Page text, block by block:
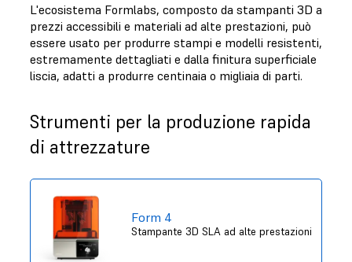
L'ecosistema Formlabs, composto da stampanti 3D a
prezzi accessibili e materiali ad alte prestazioni, può
essere usato per produrre stampi e modelli resistenti,
estremamente dettagliati e dalla finitura superficiale
liscia, adatti a produrre centinaia o migliaia di parti.
Strumenti per la produzione rapida
di attrezzature
Form 4
Stampante 3D SLA ad alte prestazioni